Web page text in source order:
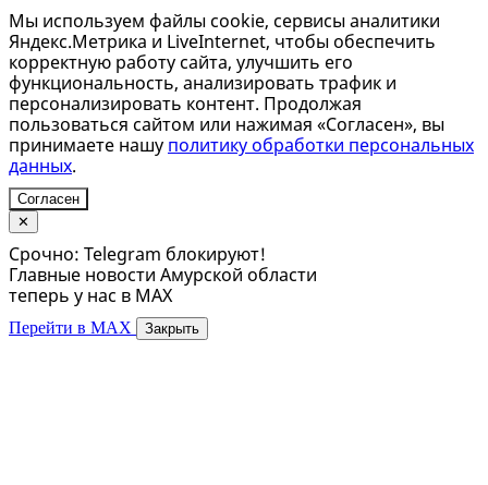
Мы используем файлы cookie, сервисы аналитики
Яндекс.Метрика и LiveInternet, чтобы обеспечить
корректную работу сайта, улучшить его
функциональность, анализировать трафик и
персонализировать контент. Продолжая
пользоваться сайтом или нажимая «Согласен», вы
принимаете нашу политику обработки персональных
данных.
Согласен
✕
Срочно: Telegram блокируют!
Главные новости Амурской области
теперь у нас в MAX
Перейти в MAX Закрыть